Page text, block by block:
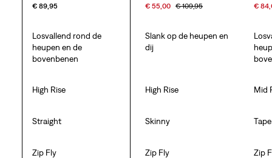
€ 89,95 € 55,00 € 109,95 €
Losvallend rond de
heupen en de
bovenbenen
Slank op de heupen en
dij
High Rise High Rise Mid
Straight Skinny
Zip Fly Zip Fly Zip